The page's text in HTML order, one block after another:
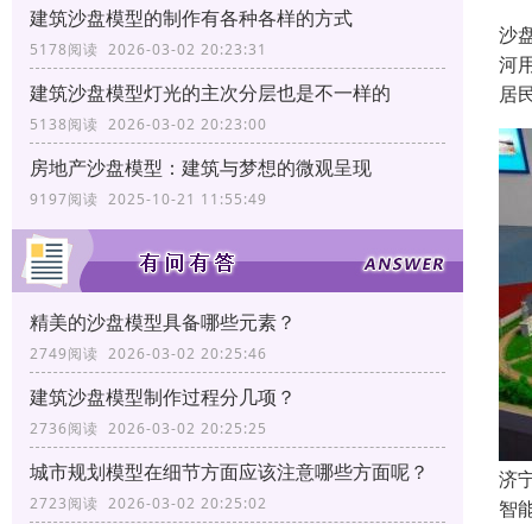
建筑沙盘模型的制作有各种各样的方式
5178阅读 2026-03-02 20:23:31
建筑沙盘模型灯光的主次分层也是不一样的
5138阅读 2026-03-02 20:23:00
房地产沙盘模型：建筑与梦想的微观呈现
9197阅读 2025-10-21 11:55:49
精美的沙盘模型具备哪些元素？
2749阅读 2026-03-02 20:25:46
建筑沙盘模型制作过程分几项？
2736阅读 2026-03-02 20:25:25
城市规划模型在细节方面应该注意哪些方面呢？
2723阅读 2026-03-02 20:25:02
沙
河
居
济
智